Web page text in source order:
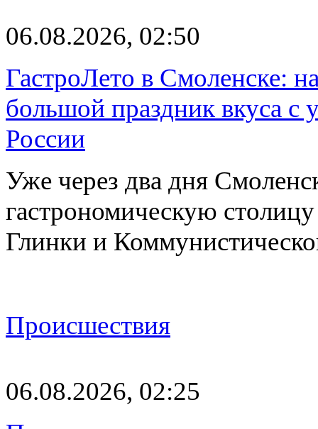
06.08.2026, 02:50
ГастроЛето в Смоленске:
большой праздник вкуса с
России
Уже через два дня
гастрономическую
Глинки и
Происшествия
06.08.2026, 02:25